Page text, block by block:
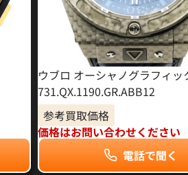
ウブロ オーシャノグラフィッ
731.QX.1190.GR.ABB12
参考買取価格
価格はお問い合わせください
電話で聞く